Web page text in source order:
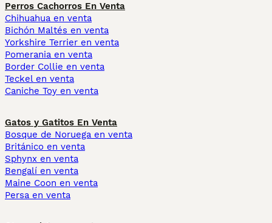
Perros Cachorros En Venta
Chihuahua en venta
Bichón Maltés en venta
Yorkshire Terrier en venta
Pomerania en venta
Border Collie en venta
Teckel en venta
Caniche Toy en venta
Gatos y Gatitos En Venta
Bosque de Noruega en venta
Británico en venta
Sphynx en venta
Bengalí en venta
Maine Coon en venta
Persa en venta